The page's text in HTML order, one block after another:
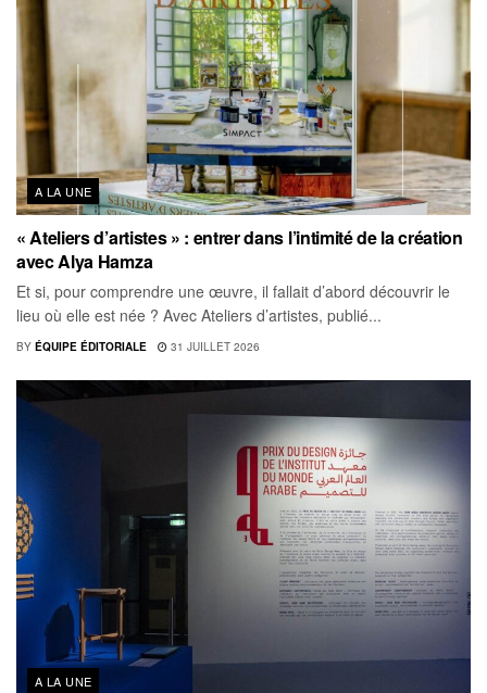
A LA UNE
« Ateliers d’artistes » : entrer dans l’intimité de la création
avec Alya Hamza
Et si, pour comprendre une œuvre, il fallait d’abord découvrir le
lieu où elle est née ? Avec Ateliers d’artistes, publié...
BY ÉQUIPE ÉDITORIALE 31 JUILLET 2026
A LA UNE